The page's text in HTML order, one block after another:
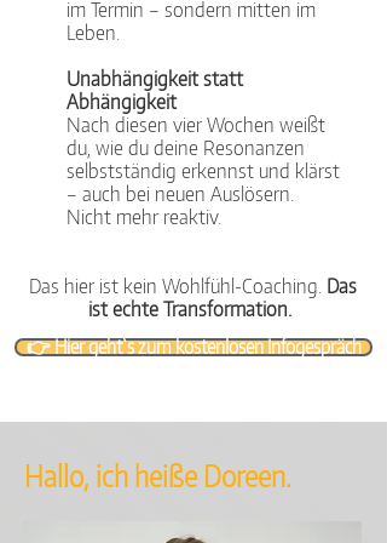
im Termin – sondern mitten im
Leben.
Unabhängigkeit statt
Abhängigkeit
Nach diesen vier Wochen weißt
du, wie du deine Resonanzen
selbstständig erkennst und klärst
– auch bei neuen Auslösern.
Nicht mehr reaktiv.
Das hier ist kein Wohlfühl-Coaching. Das
ist echte Transformation.
👉 Hier geht`s zum kostenlosen Infogespräch
Hallo, ich heiße Doreen.